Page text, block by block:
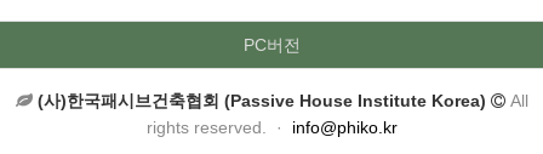
PC버전
(사)한국패시브건축협회 (Passive House Institute Korea)
All
rights reserved. · info@phiko.kr